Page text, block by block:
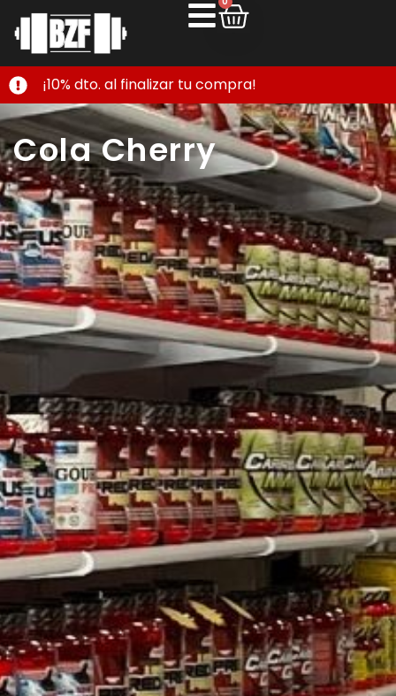
¡10% dto. al finalizar tu compra!
Cola Cherry